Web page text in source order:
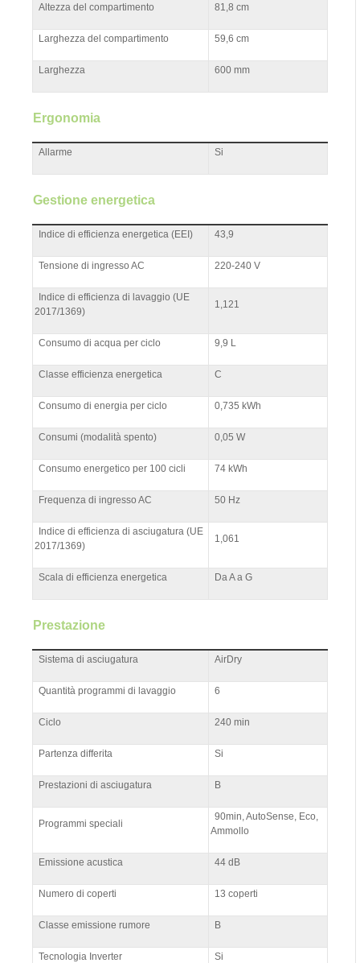
Altezza del compartimento 81,8 cm
Larghezza del compartimento 59,6 cm
Larghezza 600 mm
Ergonomia
Allarme Si
Gestione energetica
Indice di efficienza energetica (EEI) 43,9
Tensione di ingresso AC 220-240 V
Indice di efficienza di lavaggio (UE
2017/1369)
1,121
Consumo di acqua per ciclo 9,9 L
Classe efficienza energetica C
Consumo di energia per ciclo 0,735 kWh
Consumi (modalità spento) 0,05 W
Consumo energetico per 100 cicli 74 kWh
Frequenza di ingresso AC 50 Hz
Indice di efficienza di asciugatura (UE
2017/1369)
1,061
Scala di efficienza energetica Da A a G
Prestazione
Sistema di asciugatura AirDry
Quantità programmi di lavaggio 6
Ciclo 240 min
Partenza differita Si
Prestazioni di asciugatura B
Programmi speciali
90min, AutoSense, Eco,
Ammollo
Emissione acustica 44 dB
Numero di coperti 13 coperti
Classe emissione rumore B
Tecnologia Inverter Si